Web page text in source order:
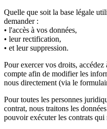
Quelle que soit la base légale
demander :
• l'accès à vos données,
• leur rectification,
• et leur suppression.
Pour exercer vos droits,
compte afin de modifier les
nous directement (via le
Pour toutes les personnes
contrat, nous traitons les
pouvoir exécuter les contrats qui